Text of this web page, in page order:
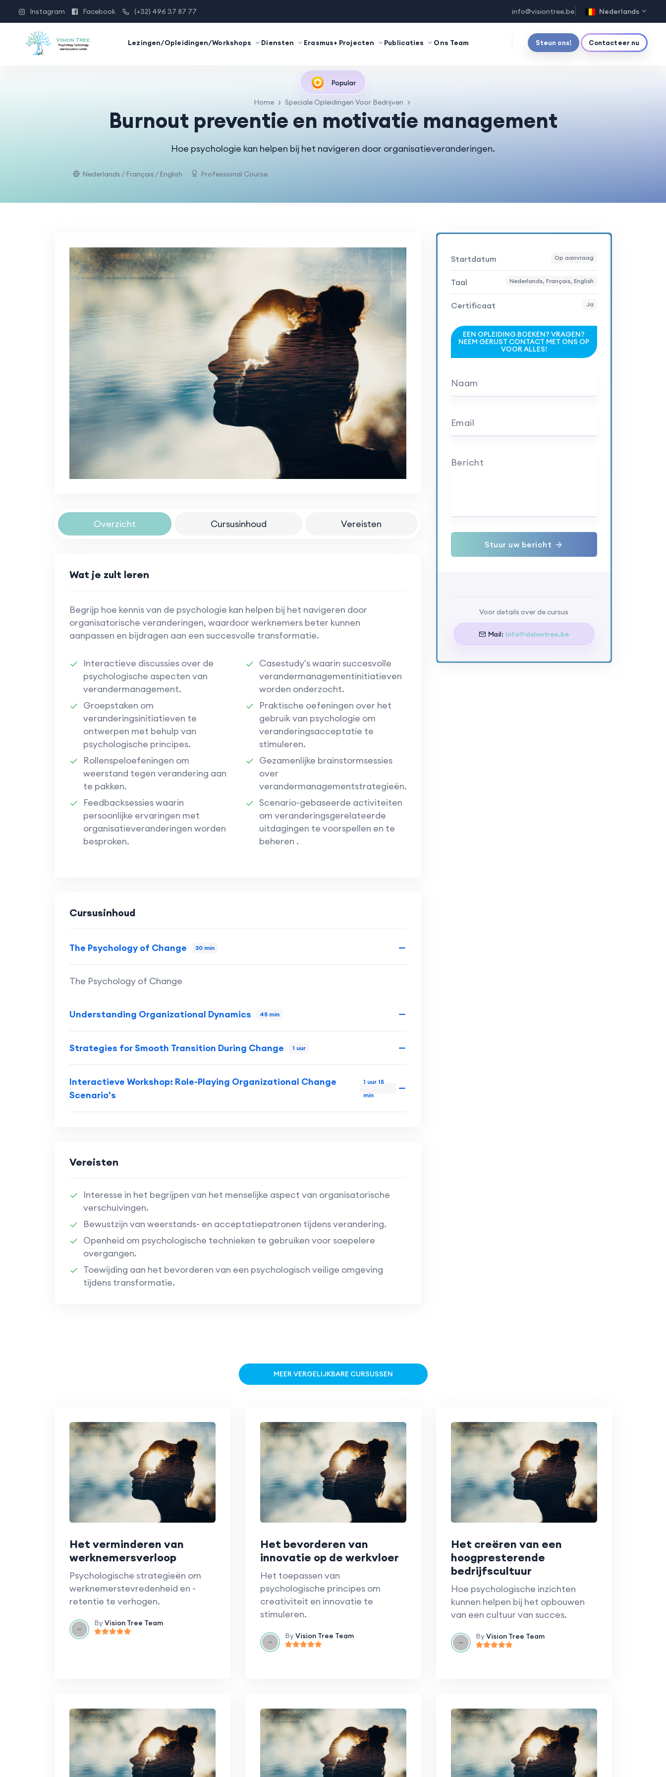
Instagram Facebook (+32) 496 37 87 77 info@visiontree.be Nederlands
Lezingen/Opleidingen/Workshops Diensten Erasmus+ Projecten Publicaties Ons Team Steun ons! Contacteer nu
Popular
Home Speciale Opleidingen Voor Bedrijven
Burnout preventie en motivatie management
Hoe psychologie kan helpen bij het navigeren door organisatieveranderingen.
Nederlands / Français / English Professional Course
Overzicht Cursusinhoud Vereisten
Wat je zult leren
Begrijp hoe kennis van de psychologie kan helpen bij het navigeren door
organisatorische veranderingen, waardoor werknemers beter kunnen
aanpassen en bijdragen aan een succesvolle transformatie.
Interactieve discussies over de
psychologische aspecten van
verandermanagement.
Groepstaken om
veranderingsinitiatieven te
ontwerpen met behulp van
psychologische principes.
Rollenspeloefeningen om
weerstand tegen verandering aan
te pakken.
Feedbacksessies waarin
persoonlijke ervaringen met
organisatieveranderingen worden
besproken.
Casestudy's waarin succesvolle
verandermanagementinitiatieven
worden onderzocht.
Praktische oefeningen over het
gebruik van psychologie om
veranderingsacceptatie te
stimuleren.
Gezamenlijke brainstormsessies
over
verandermanagementstrategieën.
Scenario-gebaseerde activiteiten
om veranderingsgerelateerde
uitdagingen te voorspellen en te
beheren .
Cursusinhoud
The Psychology of Change 30 min
The Psychology of Change
Understanding Organizational Dynamics 45 min
Strategies for Smooth Transition During Change 1 uur
Interactieve Workshop: Role-Playing Organizational Change
Scenario's
1 uur 15
min
Vereisten
Interesse in het begrijpen van het menselijke aspect van organisatorische
verschuivingen.
Bewustzijn van weerstands- en acceptatiepatronen tijdens verandering.
Openheid om psychologische technieken te gebruiken voor soepelere
overgangen.
Toewijding aan het bevorderen van een psychologisch veilige omgeving
tijdens transformatie.
Startdatum Op aanvraag
Taal Nederlands, Français, English
Certificaat Ja
EEN OPLEIDING BOEKEN? VRAGEN?
NEEM GERUST CONTACT MET ONS OP
VOOR ALLES!
Naam
Email
Bericht
Stuur uw bericht
Voor details over de cursus
Mail: info@visiontree.be
MEER VERGELIJKBARE CURSUSSEN
Het verminderen van
werknemersverloop
Psychologische strategieën om
werknemerstevredenheid en -
retentie te verhogen.
ByVision Tree Team
Het bevorderen van
innovatie op de werkvloer
Het toepassen van
psychologische principes om
creativiteit en innovatie te
stimuleren.
ByVision Tree Team
Het creëren van een
hoogpresterende
bedrijfscultuur
Hoe psychologische inzichten
kunnen helpen bij het opbouwen
van een cultuur van succes.
ByVision Tree Team